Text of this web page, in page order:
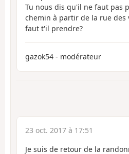
Tu nous dis qu'il ne faut pas
chemin à partir de la rue des
faut t'il prendre?
gazok54 - modérateur
23 oct. 2017 à 17:51
Je suis de retour de la